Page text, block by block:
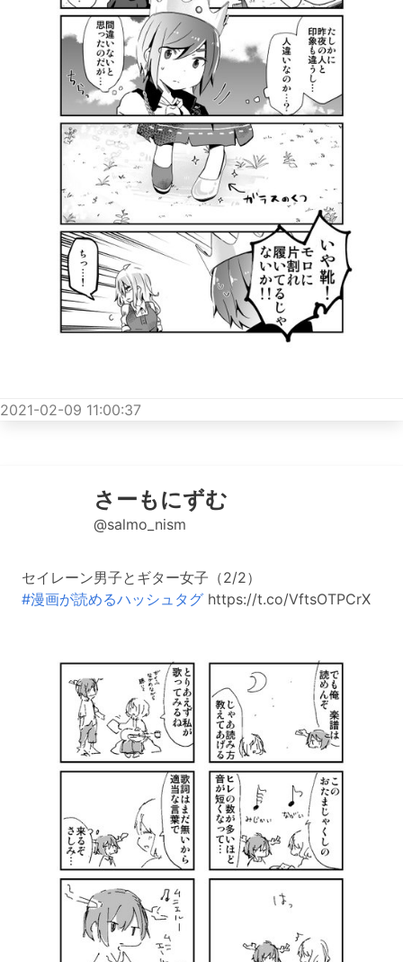
2021-02-09 11:00:37
さーもにずむ
@salmo_nism
セイレーン男子とギター女子（2/2）
#漫画が読めるハッシュタグ https://t.co/VftsOTPCrX